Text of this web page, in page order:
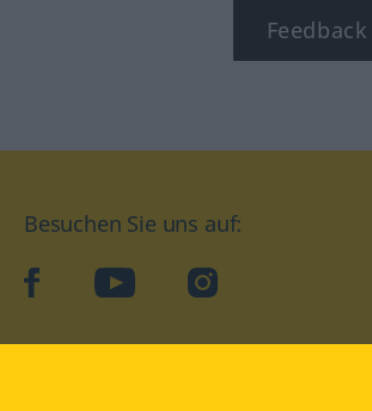
Besuchen Sie uns auf:
facebookYouTube Instagram